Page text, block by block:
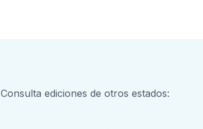
Consulta ediciones de otros estados: